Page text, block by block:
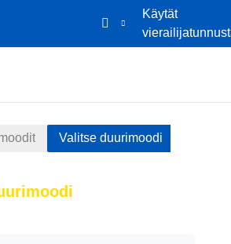
Käytät
Valitse duurimoodi